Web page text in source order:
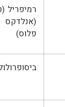
רמיפריל
(אנלדקס
פלוס)